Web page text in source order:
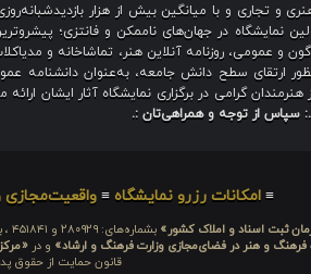
از ۲۵۰ نمایشگاه هنری و تجاری و با میانگین بیش از هزار
نمایشگاه در جهان‌های ناممکن و فانتزی؛
و عمومی، روزنامه آنلاین هنر، تماشاخانه و
ارتقای سطح دانش جامعه، به‌عنوان دانشنامه
گرامی در برگزاری نمایشگاه آثار ایشان
.: سپاس از توجه و همراهی‌تان :.
≡امکانات رزرو نمایشگاه ≡
ثبت اسناد و املاک کشور» بشماره‌های: ۲۸۰۹۲۹ و ۴۵۱۸۴۱ ، به ثبت رسیده است و در
و هنر در فضای‌مجازی وزارت فرهنگ و ارشاد» و در
قانون حمایت از حقوق